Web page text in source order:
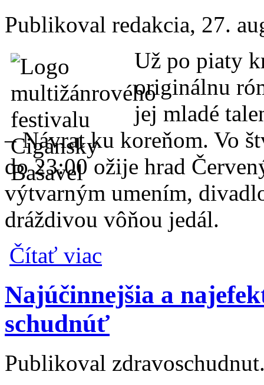
Publikoval redakcia, 27.
Už po piaty
originálnu
jej mladé
– Návrat ku koreňom. Vo
do 23:00 ožije hrad
výtvarným umením,
dráždivou vôňou jedál.
Čítať viac
Najúčinnejšia a
schudnúť
Publikoval